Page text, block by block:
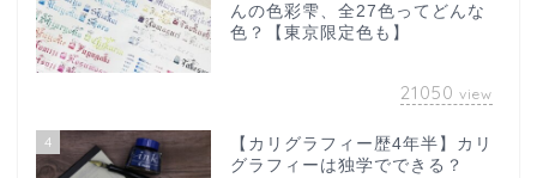
んの色彩雫、全27色ってどんな
色？【東京限定色も】
21050 view
4
【カリグラフィー歴4年半】カリ
グラフィーは独学でできる？